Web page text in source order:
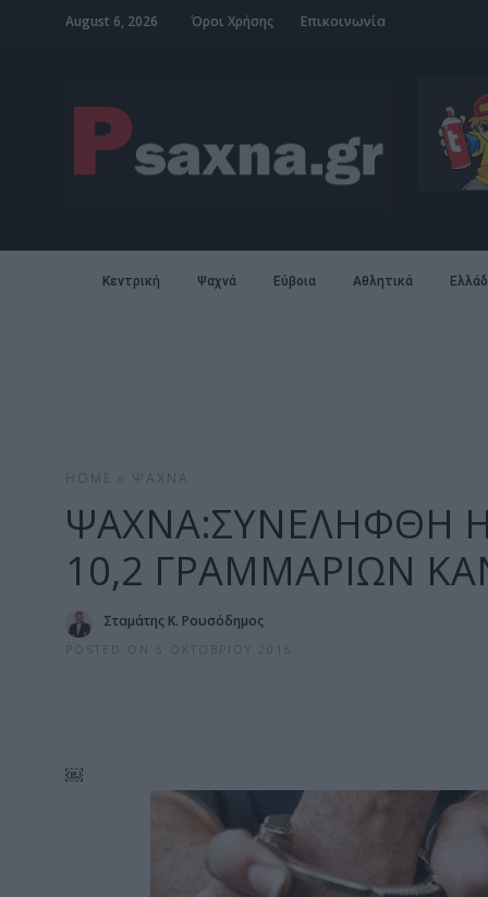
August 6, 2026 Όροι Χρήσης Επικοινωνία
Κεντρική Ψαχνά Εύβοια Αθλητικά
HOME ΨΑΧΝΆ
ΨΑΧΝΑ:ΣΥΝΕΛΗΦΘΗ
10,2 ΓΡΑΜΜΑΡΙΩΝ
Σταμάτης Κ. Ρουσόδημος
POSTED ON 5 ΟΚΤΩΒΡΊΟΥ 2016
￼